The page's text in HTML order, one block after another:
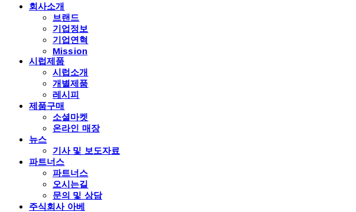
회사소개
브랜드
기업정보
기업연혁
Mission
시럽제품
시럽소개
개별제품
레시피
제품구매
소셜마켓
온라인 매장
뉴스
기사 및 보도자료
파트너스
파트너스
오시는길
문의 및 상담
주식회사 아베